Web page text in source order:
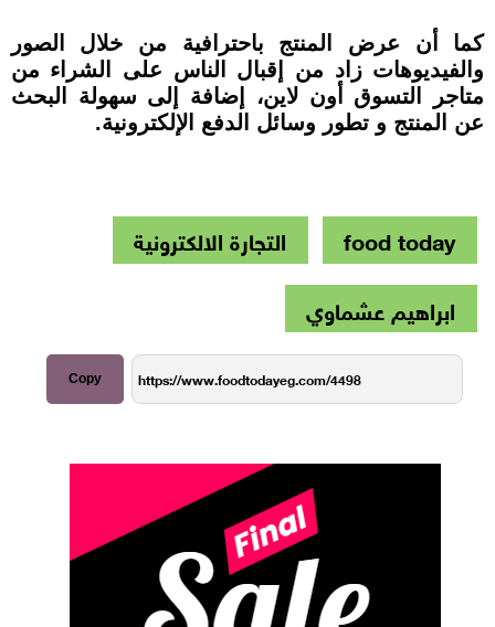
كما أن عرض المنتج باحترافية من خلال الصور
والفيديوهات زاد من إقبال الناس على الشراء من
متاجر التسوق أون لاين، إضافة إلى سهولة البحث
عن المنتج و تطور وسائل الدفع الإلكترونية.
food today
التجارة الالكترونية
ابراهيم عشماوي
Copy